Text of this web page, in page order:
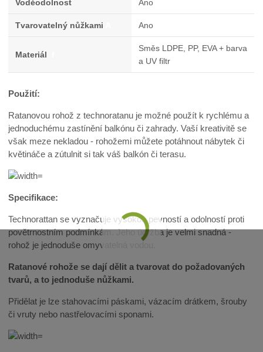
Voděodolnost Ano
Tvarovatelný nůžkami Ano
Materiál
Směs LDPE, PP, EVA + barva
a UV filtr
Použití:
Ratanovou rohož z technoratanu je možné použít k rychlému a
jednoduchému zastínění balkónu či zahrady. Vaší kreativitě se
však meze nekladou - rohožemi můžete potáhnout nábytek či
květináče a zútulnit si tak váš balkón či terasu.
Specifikace:
Technorattan se vyznačuje vysokou pevností a odolností proti
povětrnostním podmínkám. Jeho údržba je velmi snadná -
rohož je jednoduše omyvatelná vodou.
Ratanové rohože se dají dělit a tvarovat do požadovaných
tvarů, a to jednoduše nůžkami.
Přidělat je lze stahovacími páskami, vázacím drátkem, šrouby
či vruty nebo nastřelovacími sponami.